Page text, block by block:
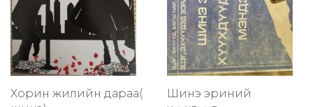
Хорин жилийн дараа(
Шинэ эриний